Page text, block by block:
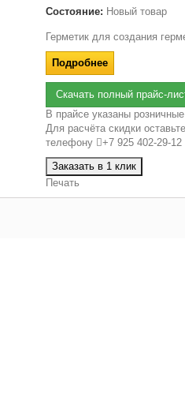
Состояние: Новый товар
Герметик для создания
Подробнее
Скачать полный прайс-
В прайсе указаны
Для расчёта скидки
телефону
+7 925 402-29-12
Заказать в 1 клик
Печать